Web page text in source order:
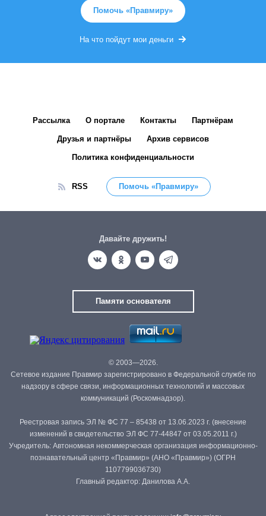
Помочь «Правмиру»
На что пойдут мои деньги
Рассылка О портале Контакты Партнёрам
Друзья и партнёры Архив сервисов
Политика конфиденциальности
RSS Помочь «Правмиру»
Давайте дружить!
Памяти основателя
© 2003—2026.
Сетевое издание Правмир зарегистрировано в Федеральной службе по
надзору в сфере связи, информационных технологий и массовых
коммуникаций (Роскомнадзор).
Реестровая запись ЭЛ № ФС 77 – 85438 от 13.06.2023 г. (внесение
изменений в свидетельство ЭЛ ФС 77-44847 от 03.05.2011 г.)
Учредитель: Автономная некоммерческая организация информационно-
познавательный центр «Правмир» (АНО «Правмир») (ОГРН
1107799036730)
Главный редактор: Данилова А.А.